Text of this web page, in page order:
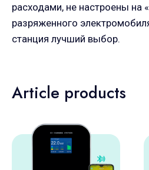
расходами, не настроены на
разряженного
станция лучший выбор.
Article products